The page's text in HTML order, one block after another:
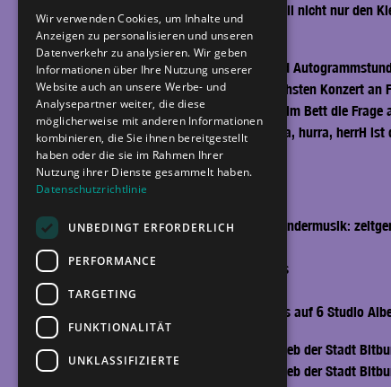
nicht mehr wegzudenken und will nicht nur den
Kind sein dürfen.
Stundenlange Foto-Sessions und
Energie schöpft, die er beim nächsten Konzert
Eltern abends vorm Einschlafen im Bett die
Mal, wenn es wieder heißt „hurra, hurra, herrH ist
herrH steht für Neue Deutsche Kindermusik:
// Über 30 Millionen Video Klicks
// Über 28.000 digitale Fans
// Über 100 veröffentlichte Songs auf 6 Studio
// Bis zu 200 Konzerte pro Jahr
Veranstaltungsort
Stadthalle Bitburg
Veranstalter*in
Bitburger Stadthalle - Regiebetrieb der Stadt
Bitburger Stadthalle - Regiebetrieb der Stadt
Wir verwenden Cookies, um Inhalte und
Anzeigen zu personalisieren und unseren
Datenverkehr zu analysieren. Wir geben
Informationen über Ihre Nutzung unserer
Website auch an unsere Werbe- und
Analysepartner weiter, die diese
möglicherweise mit anderen Informationen
kombinieren, die Sie ihnen bereitgestellt
haben oder die sie im Rahmen Ihrer
Nutzung ihrer Dienste gesammelt haben.
Datenschutzrichtlinie
UNBEDINGT ERFORDERLICH
PERFORMANCE
TARGETING
FUNKTIONALITÄT
UNKLASSIFIZIERTE